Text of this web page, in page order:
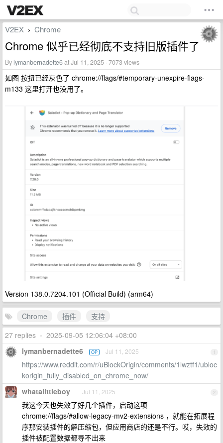
V2EX › Chrome
Chrome 似乎已经彻底不支持旧版插件了
By lymanbernadette6at Jul 11, 2025 · 7073 views
如图 按扭已经灰色了 chrome://flags/#temporary-unexpire-flags-
m133 这里打开也没用了。
Version 138.0.7204.101 (Official Build) (arm64)
Chrome 插件
支持
27 replies • 2025-09-05 12:06:04 +08:00
1
lymanbernadette6 OP Jul 11, 2025
https://www.reddit.com/r/uBlockOrigin/comments/1lwztf1/ubloc
korigin_fully_disabled_on_chrome_now/
2
whatalittleboy Jul 11, 2025
我这今天也失效了好几个插件，启动这项
chrome://flags/#allow-legacy-mv2-extensions ，就能在拓展程
序那安装插件的解压缩包，但应用商店的还是不行。哎，失效的
插件被配置数据都导不出来